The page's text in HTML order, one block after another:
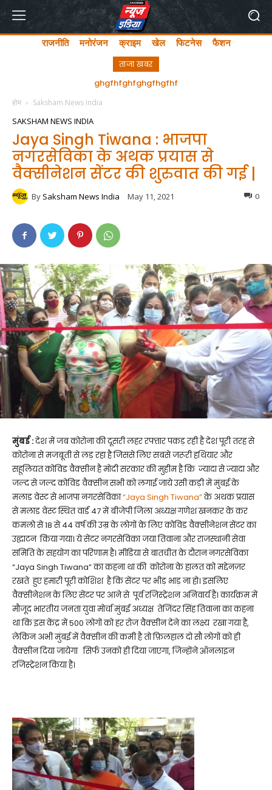
राजनीति मनोरंजन क्राइम खेल फिटनेस फैशन
ताजा खबर
अयोध्या में लता मंगेशकर चौक का सीएम योगी ने किया उद्घाटन
होम Saksham News India
SAKSHAM NEWS INDIA
Jaya Singh Tiwana : भाजपा
नगरसेविका के अथक प्रयास से
वैक्सीनेशन सेंटर की शुरुवात की गई |
By Saksham News India May 11, 2021 0
मुंबई :देश में जब कोरोना की दूसरी लहर रफ्तार पकड़ रही है देश पूरी तरह से
कोरोना से मजबूती से लड़ रहा है जिससे लिए सबसे जरूरी हथियार और
सहूलियत कोविड वैक्सीन है मोदी सरकार की मुहीम है कि ज्यादा से ज्यादा और
जल्द से जल्द कोविड वैक्सीन सभी को लगाई जाये उसी कड़ी में मुंबई के
मलाड वेस्ट से भाजपा नगरसेविका“Jaya Singh Tiwana”के अथक प्रयास
से मलाड वेस्ट स्थित वार्ड 47 में बीजेपी जिला अध्यक्ष गणेश खनकर के कर
कमलो से 18 से 44 वर्ष की उम्र के लोगों के लिए कोविड वैक्सीनेशन सेंटर का
उद्घाटन किया गया। ये सेंटर नगरसेविका जया तिवाना और राजस्थानी सेवा
समिति के सहयोग का परिणाम है। मीडिया से बातचीत के दौरान नगरसेविका
“Jaya Singh Tiwana” का कहना था की कोरोना के हालत को मद्देनज़र
रखते हुए हमारी पूरी कोशिश है कि सेंटर पर भीड़ भाड़ ना हो। इसलिए
वैक्सीनेशन के लिए सेंटर पर आने से पूर्व रजिस्ट्रेशन अनिवार्य है। कार्यक्रम में
मौजूद भारतीय जनता युवा मोर्चा मुंबई अध्यक्ष तेजिंदर सिंह तिवाना का कहना
था कि इस केंद्र में 500 लोगों को हर रोज वैक्सीन देने का लक्ष्य रखा गया है,
लेकिन अभी मुंबई में वैक्सीन की कमी है तो फ़िलहाल दो सौ लोगों को ही
वैक्सीन दिया जायेगा सिर्फ उनको ही दिया जाएगा, जिन्होंने ऑनलाइन
रजिस्ट्रेशन किया है।